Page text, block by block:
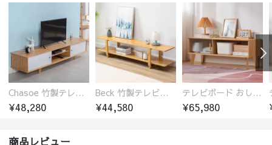
Chasoe 竹製テレビ台 ローボード
¥48,280
Beck 竹製テレビ台 ローボード 開放的
¥44,580
テレビボード おしゃれ ローボード 楠竹 幅100 幅120 幅140 幅160 ナチュラル 天然素材 北欧風 リビング収納 TV台 一人暮らし ファミリー対応 zt-548
¥65,980
商品レビュー